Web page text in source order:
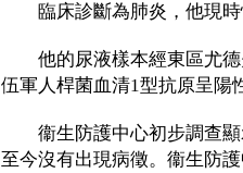
臨床診斷為肺炎，他現時
他的尿液樣本經東區尤德
伍軍人桿菌血清1型抗原呈陽
衞生防護中心初步調查顯
至今沒有出現病徵。衞生防